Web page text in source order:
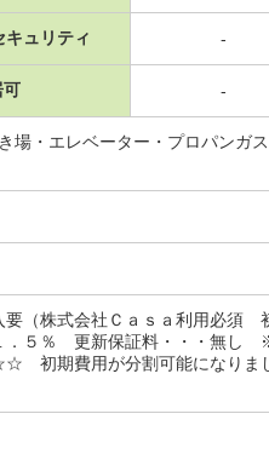
キュリティ -
可 -
場・エレベーター・プロパンガ
要（株式会社Ｃａｓａ利用必須
．５％ 更新保証料・・・無し
初期費用が分割可能になりま